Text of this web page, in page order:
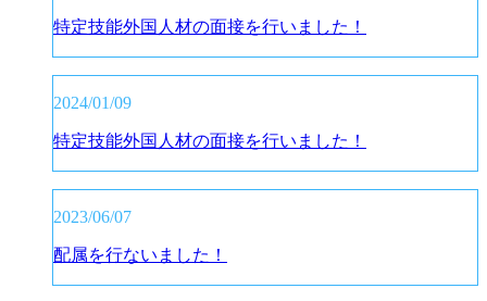
特定技能外国人材の面接を行いました！
2024/01/09
特定技能外国人材の面接を行いました！
2023/06/07
配属を行ないました！